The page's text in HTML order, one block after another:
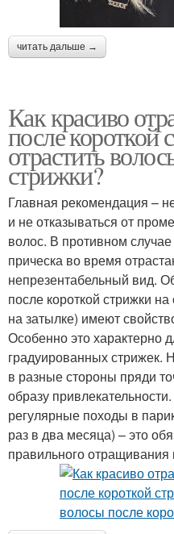
читать дальше →
Как красиво
после короткой
отрастить
стрижки?
Главная рекомендация –
и не отказываться от
волос. В противном
прическа во время
непрезентабельный вид.
после короткой стрижки
на затылке) имеют
Особенно это характерно
градуированных
в разные стороны пряди
образу
регулярные походы в
раз в два месяца) – это
правильного отращивания